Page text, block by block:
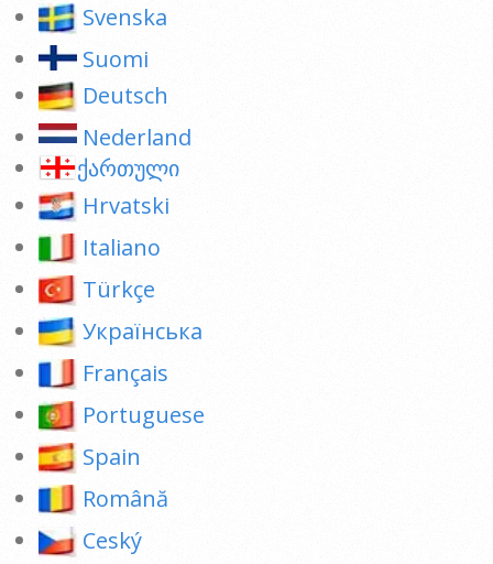
Svenska
Suomi
Deutsch
Nederland
ქართული
Hrvatski
Italiano
Türkçe
Українська
Français
Portuguese
Spain
Română
Ceský